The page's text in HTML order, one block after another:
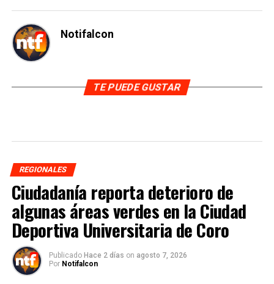
Notifalcon
TE PUEDE GUSTAR
REGIONALES
Ciudadanía reporta deterioro de
algunas áreas verdes en la Ciudad
Deportiva Universitaria de Coro
Publicado Hace 2 días on agosto 7, 2026
Por Notifalcon